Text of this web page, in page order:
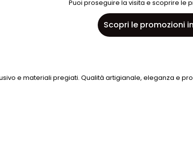
Puoi proseguire la visita e scoprire le
Scopri le promozioni
e materiali pregiati. Qualità artigianale, eleganza e